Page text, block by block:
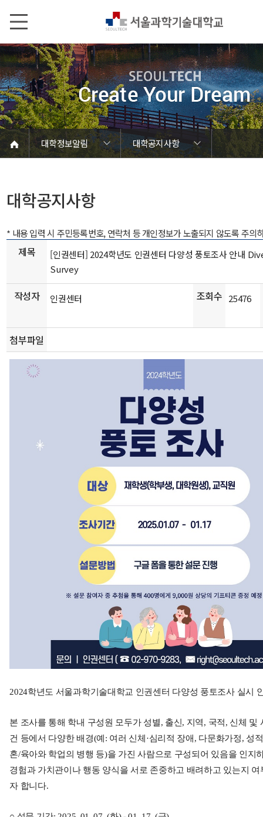
대학정보알림
대학공지사항
대학정보알림
정보공개
정보서비스안내
온라인민원센터
청렴행정
갑질신고센터
유실물 센터
SEOULTECH광장
대학공지사항
학사공지
장학공지
대학원공지
취업공지
대학입찰
채용정보
공모/외부행사
등록금심의위원회
코로나바이러스19 대응안내
재정위원회
대학공지사항
* 내용 입력 시 주민등록번호, 연락처 등 개인정보가 노출되지 않도록 주의
제목
[인권센터] 2024학년도 인권센터 다양성 풍토조사 안내
Survey
작성자 인권센터 조회수 25476
첨부파일
2024학년도 서울과학기술대학교 인권센터 다양성 풍토조사 실시
본 조사를 통해 학내 구성원 모두가 성별, 출신, 지역, 국적, 신체 및
건 등에서 다양한 배경(예: 여러 신체·심리적 장애, 다문화가정, 성
혼/육아와 학업의 병행 등)을 가진 사람으로 구성되어 있음을 인지
경험과 가치관이나 행동 양식을 서로 존중하고 배려하고 있는지 여
자 합니다.